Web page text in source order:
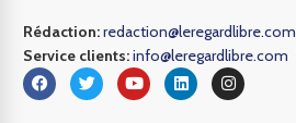
Rédaction:redaction@leregardlibre.com
Service clients:info@leregardlibre.com